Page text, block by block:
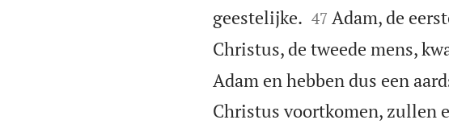
geestelijke.
47 Adam, de
Christus, de tweede mens,
Adam en hebben dus een
Christus voortkomen, zullen